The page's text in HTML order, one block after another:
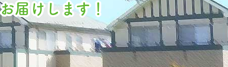
届けします！